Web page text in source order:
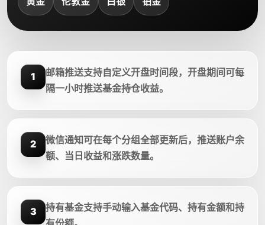
1
邮箱推送支持自定义开盘时间段，开盘期间可每
隔一小时推送基金持仓收益。
2
微信通知可在每个分组全部更新后，推送账户余
额、当日收益和涨跌数量。
3
持有基金支持手动输入基金代码、持有金额和持